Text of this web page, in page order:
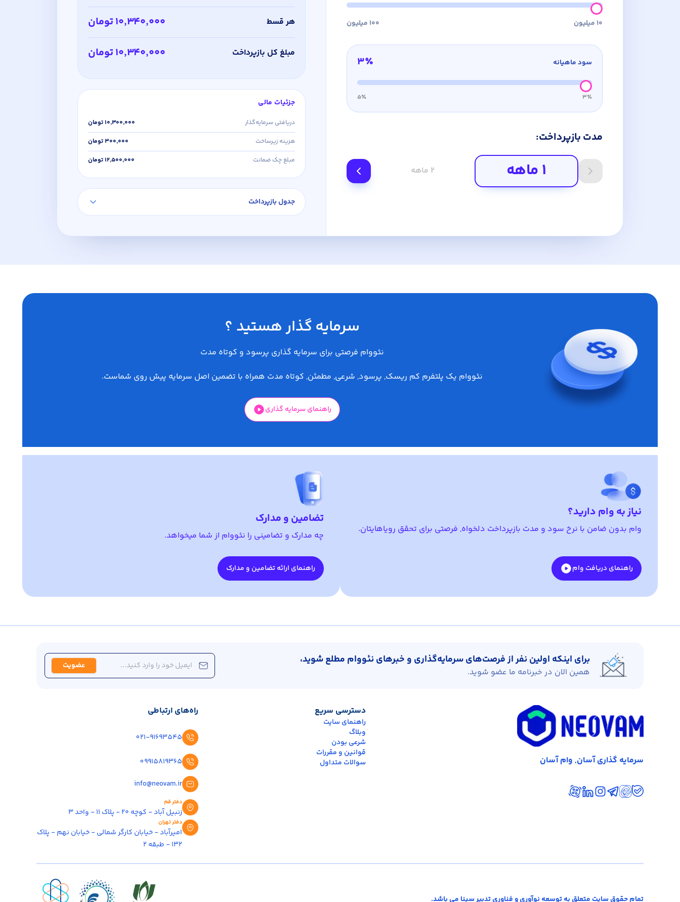
۱۰ میلیون ۱۰۰ میلیون
سود ماهیانه ۳٪
۳٪ ۵٪
مدت بازپرداخت:
۱ماهه ۲ ماهه
هر قسط ۱۰٬۳۴۰٬۰۰۰ تومان
مبلغ کل بازپرداخت ۱۰٬۳۴۰٬۰۰۰ تومان
جزئیات مالی
دریافتی سرمایه‌گذار
۱۰٬۳۰۰٬۰۰۰ تومان
هزینه زیرساخت
۳۰۰٬۰۰۰ تومان
مبلغ چک ضمانت
۱۲٬۵۰۰٬۰۰۰ تومان
جدول بازپرداخت
سرمایه گذار هستید ؟
نئووام فرصتی برای سرمایه گذاری پرسود و کوتاه مدت
نئووام یک پلتفرم کم ریسک, پرسود, شرعی, مطمئن, کوتاه مدت همراه با تضمین اصل سرمایه پیش روی شماست.
راهنمای سرمایه گذاری
نیاز به وام دارید؟
وام بدون ضامن با نرخ سود و مدت بازپرداخت دلخواه, فرصتی برای تحقق رویاهایتان.
راهنمای دریافت وام
تضامین و مدارک
چه مدارک و تضامینی را نئووام از شما میخواهد.
راهنمای ارائه تضامین و مدارک
برای اینکه اولین نفر از فرصت‌های سرمایه‌گذاری و خبرهای نئووام مطلع شوید،
همین الان در خبرنامه ما عضو شوید.
عضویت
سرمایه گذاری آسان, وام آسان
دسترسی سریع
راهنمای سایت
وبلاگ
شرعی بودن
قوانین و مقررات
سوالات متداول
راه‌های ارتباطی
021-91693545
09915819365
info@neovam.ir
دفتر قم
زنبیل آباد - کوچه ۲۰ - پلاک ۱۱ - واحد ۳
دفتر تهران
امیرآباد - خیابان کارگر شمالی - خیابان نهم - پلاک
۱۳۲ - طبقه ۲
تمام حقوق سایت متعلق به توسعه نوآوری و فناوری تدبیر سینا می باشد.